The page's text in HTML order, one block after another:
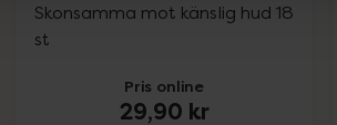
Skonsamma mot känslig hud 18
st
Pris online
29,90 kr